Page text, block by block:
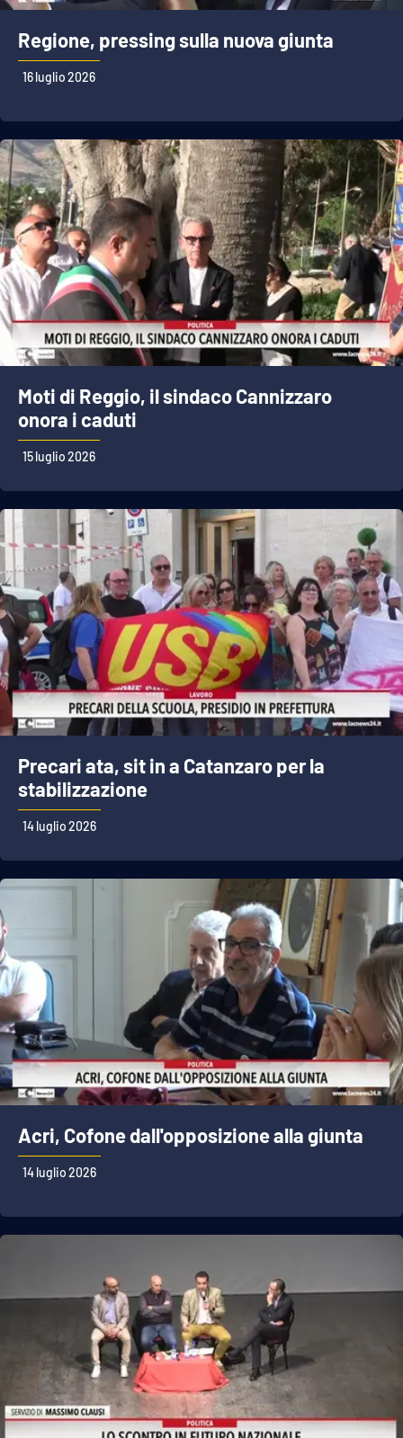
Regione, pressing sulla nuova giunta
16 luglio 2026
Moti di Reggio, il sindaco Cannizzaro
onora i caduti
15 luglio 2026
Precari ata, sit in a Catanzaro per la
stabilizzazione
14 luglio 2026
Acri, Cofone dall'opposizione alla giunta
14 luglio 2026